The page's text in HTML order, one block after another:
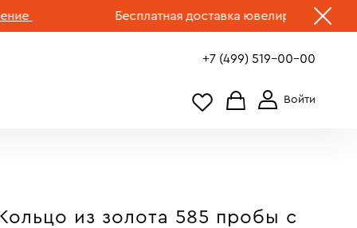
Бесплатная доставка ювелирных изделий по
+7 (499) 519-00-00
Кольцо из золота 585 пробы с